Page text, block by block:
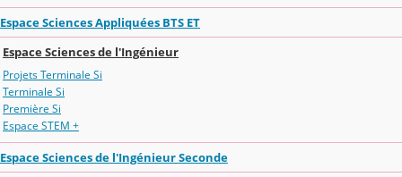
Espace Sciences Appliquées BTS ET
Espace Sciences de l'Ingénieur
Projets Terminale Si
Terminale Si
Première Si
Espace STEM +
Espace Sciences de l'Ingénieur Seconde